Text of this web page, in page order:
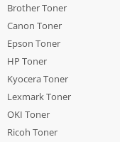
Brother Toner
Canon Toner
Epson Toner
HP Toner
Kyocera Toner
Lexmark Toner
OKI Toner
Ricoh Toner